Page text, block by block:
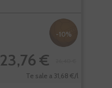
-10%
23,76 €
Te sale a 31,68 €/l